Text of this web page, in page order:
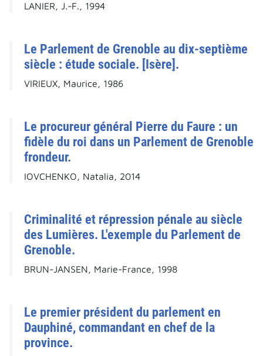
LANIER, J.-F., 1994
Le Parlement de Grenoble au dix-septième
siècle : étude sociale. [Isère].
VIRIEUX, Maurice, 1986
Le procureur général Pierre du Faure : un
fidèle du roi dans un Parlement de Grenoble
frondeur.
IOVCHENKO, Natalia, 2014
Criminalité et répression pénale au siècle
des Lumières. L'exemple du Parlement de
Grenoble.
BRUN-JANSEN, Marie-France, 1998
Le premier président du parlement en
Dauphiné, commandant en chef de la
province.